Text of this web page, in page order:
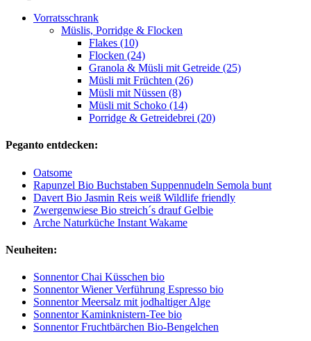
Vorratsschrank
Müslis, Porridge & Flocken
Flakes (10)
Flocken (24)
Granola & Müsli mit Getreide (25)
Müsli mit Früchten (26)
Müsli mit Nüssen (8)
Müsli mit Schoko (14)
Porridge & Getreidebrei (20)
Peganto entdecken:
Oatsome
Rapunzel Bio Buchstaben Suppennudeln Semola bunt
Davert Bio Jasmin Reis weiß Wildlife friendly
Zwergenwiese Bio streich´s drauf Gelbie
Arche Naturküche Instant Wakame
Neuheiten:
Sonnentor Chai Küsschen bio
Sonnentor Wiener Verführung Espresso bio
Sonnentor Meersalz mit jodhaltiger Alge
Sonnentor Kaminknistern-Tee bio
Sonnentor Fruchtbärchen Bio-Bengelchen